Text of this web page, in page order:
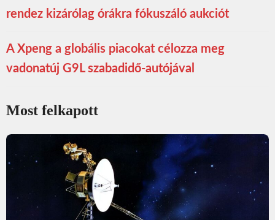
rendez kizárólag órákra fókuszáló aukciót
A Xpeng a globális piacokat célozza meg
vadonatúj G9L szabadidő-autójával
Most felkapott